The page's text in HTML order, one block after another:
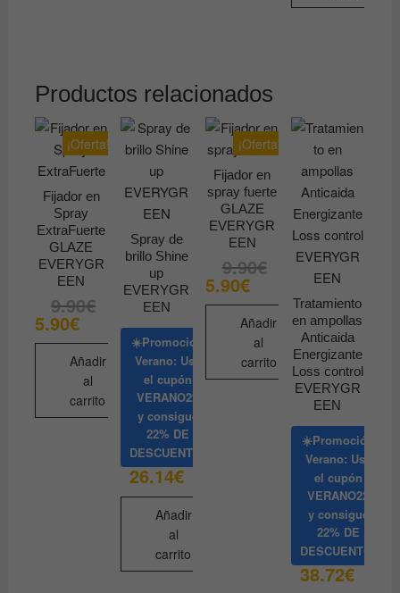
Productos relacionados
¡Oferta!
Fijador en
Spray
ExtraFuerte
GLAZE
EVERYGR
EEN
9.90€El
original
era:
9.90€.
5.90€
El
actual
es:
5.90€.
Añadir
al
carrito
Spray de
brillo Shine
up
EVERYGR
EEN
☀️Promoción
Verano: Usa
el cupón
VERANO22
y consigue
22% DE
DESCUENTO
26.14€
Añadir
al
carrito
¡Oferta!
Fijador en
spray fuerte
GLAZE
EVERYGR
EEN
9.90€El
precio
era:
9.90€.
5.90€
El
precio
es:
5.90€.
Añadir
al
carrito
Tratamiento
en ampollas
Anticaida
Energizante
Loss control
EVERYGR
EEN
☀️Promoción
Verano: Usa
el cupón
VERANO22
y consigue
22% DE
DESCUENTO
38.72€